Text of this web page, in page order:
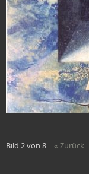
Bild 2 von 8 « Zurück|